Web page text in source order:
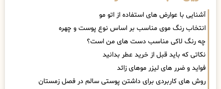
آشنایی با عوارض های استفاده از اتو مو
انتخاب رنگ موی مناسب بر اساس نوع پوست و چهره
چه رنگ لاکی مناسب دست های من است؟
نکاتی که باید قبل از خرید عطر بدانید
فواید و ضرر های لیزر موهای زائد
روش های کاربردی برای داشتن پوستی سالم در فصل زمستان